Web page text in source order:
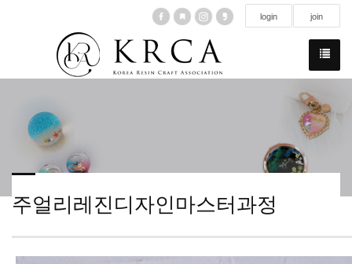
login join
주얼리레진디자인마스터과정